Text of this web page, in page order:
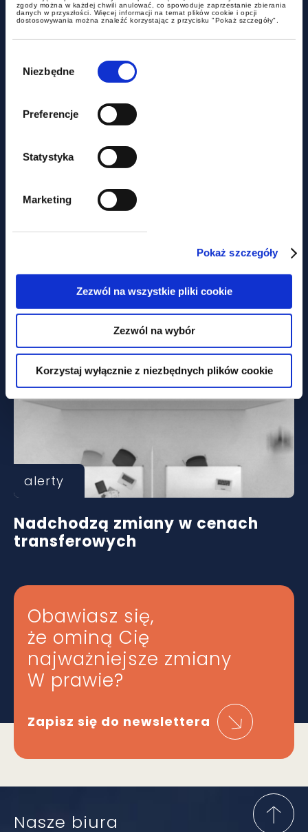
zgody można w każdej chwili anulować, co spowoduje zaprzestanie zbierania
danych w przyszłości. Więcej informacji na temat plików cookie i opcji
dostosowywania można znaleźć korzystając z przycisku "Pokaż szczegóły".
zgody
Niezbędne
Preferencje
Statystyka
Marketing
Pokaż szczegóły
Zezwól na wszystkie pliki cookie
Zezwól na wybór
Korzystaj wyłącznie z niezbędnych plików cookie
alerty
silniejsza ochrona pracowników
alerty
Duże zmiany w MDR –
nowelizacja podpisana przez
Prezydenta
alerty
Nadchodzą zmiany w cenach
transferowych
Obawiasz się,
że ominą Cię
najważniejsze zmiany
W prawie?
Zapisz się do newslettera
Nasze biura